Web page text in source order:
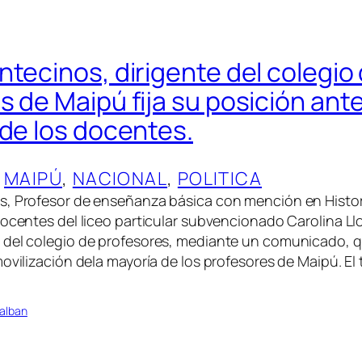
dirigente del colegio
de Maipú fija su posición
los docentes.
MAIPÚ, NACIONAL, POLITICA
Profesor de enseñanza básica con mención en
del liceo particular subvencionado Carolina
colegio de profesores, mediante un comunicado,
dela mayoría de los profesores de Maipú. El